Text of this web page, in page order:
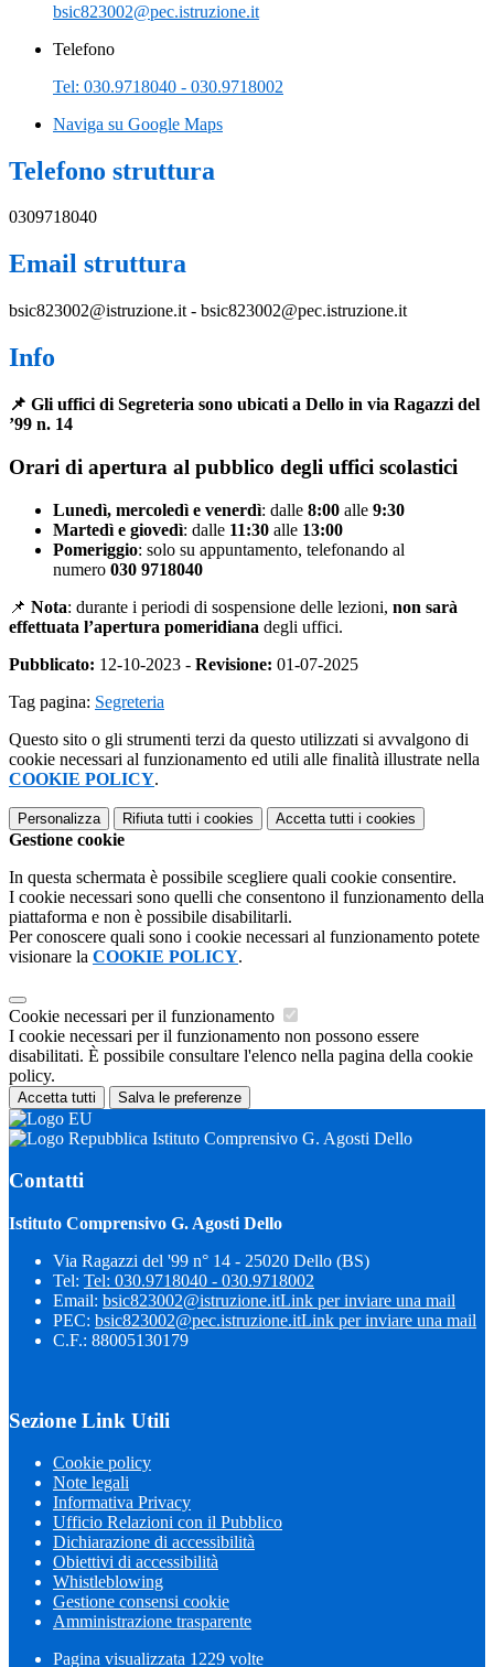
bsic823002@pec.istruzione.it
Telefono
Tel: 030.9718040 - 030.9718002
Naviga su Google Maps
Telefono struttura
0309718040
Email struttura
bsic823002@istruzione.it - bsic823002@pec.istruzione.it
Info
📌 Gli uffici di Segreteria sono ubicati a Dello in via Ragazzi del
’99 n. 14
Orari di apertura al pubblico degli uffici scolastici
Lunedì, mercoledì e venerdì: dalle 8:00 alle 9:30
Martedì e giovedì: dalle 11:30 alle 13:00
Pomeriggio: solo su appuntamento, telefonando al
numero 030 9718040
📌 Nota: durante i periodi di sospensione delle lezioni, non sarà
effettuata l’apertura pomeridiana degli uffici.
Pubblicato: 12-10-2023 - Revisione: 01-07-2025
Tag pagina: Segreteria
Questo sito o gli strumenti terzi da questo utilizzati si avvalgono di
cookie necessari al funzionamento ed utili alle finalità illustrate nella
COOKIE POLICY.
Personalizza Rifiuta tutti i cookies Accetta tutti i cookies
Gestione cookie
In questa schermata è possibile scegliere quali cookie consentire.
I cookie necessari sono quelli che consentono il funzionamento della
piattaforma e non è possibile disabilitarli.
Per conoscere quali sono i cookie necessari al funzionamento potete
visionare la COOKIE POLICY.
Cookie necessari per il funzionamento
I cookie necessari per il funzionamento non possono essere
disabilitati. È possibile consultare l'elenco nella pagina della cookie
policy.
Accetta tutti Salva le preferenze
Istituto Comprensivo G. Agosti Dello
Contatti
Istituto Comprensivo G. Agosti Dello
Via Ragazzi del '99 n° 14 - 25020 Dello (BS)
Tel: Tel: 030.9718040 - 030.9718002
Email: bsic823002@istruzione.itLink per inviare una mail
PEC: bsic823002@pec.istruzione.itLink per inviare una mail
C.F.: 88005130179
Sezione Link Utili
Cookie policy
Note legali
Informativa Privacy
Ufficio Relazioni con il Pubblico
Dichiarazione di accessibilità
Obiettivi di accessibilità
Whistleblowing
Gestione consensi cookie
Amministrazione trasparente
Pagina visualizzata 1229 volte